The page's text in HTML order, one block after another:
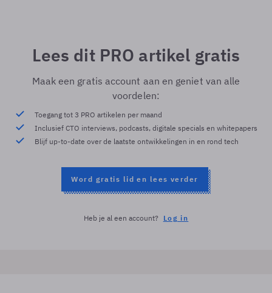
Lees dit PRO artikel gratis
Maak een gratis account aan en geniet van alle
voordelen:
Toegang tot 3 PRO artikelen per maand
Inclusief CTO interviews, podcasts, digitale specials en whitepapers
Blijf up-to-date over de laatste ontwikkelingen in en rond tech
Word gratis lid en lees verder
Heb je al een account? Log in